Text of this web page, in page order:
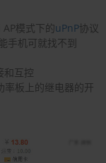
模式下的uPnP协议
手机可就找不到
和互控
率板上的继电器的开